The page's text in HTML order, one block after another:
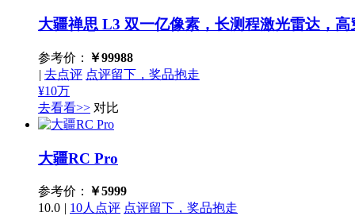
大疆禅思 L3 双一亿像素，长测程激光雷达，高
参考价： ￥99988
| 去点评 点评留下，奖品抱走
¥10万
去看看>> 对比
大疆RC Pro
参考价： ￥5999
10.0 | 10人点评 点评留下，奖品抱走